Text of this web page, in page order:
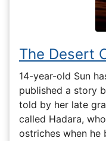
The Desert
14-year-old Sun
published a story
told by her late
called Hadara,
ostriches when he